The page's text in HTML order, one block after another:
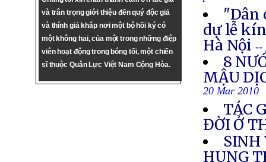
và trân trọng giới thiệu đến quý độc giả
và thính giả khắp nơi một bộ hồi ký có
một không hai, của một trong những điệp
viên hoạt động trong bóng tối, một chiến
sĩ thuộc Quân Lực Việt Nam Cộng Hòa.
"Dân
dự lễ
Hà Nội--
8
MẬU
20 Mar 2010
TÁC
ĐỜI Ở
SINH
HUNG